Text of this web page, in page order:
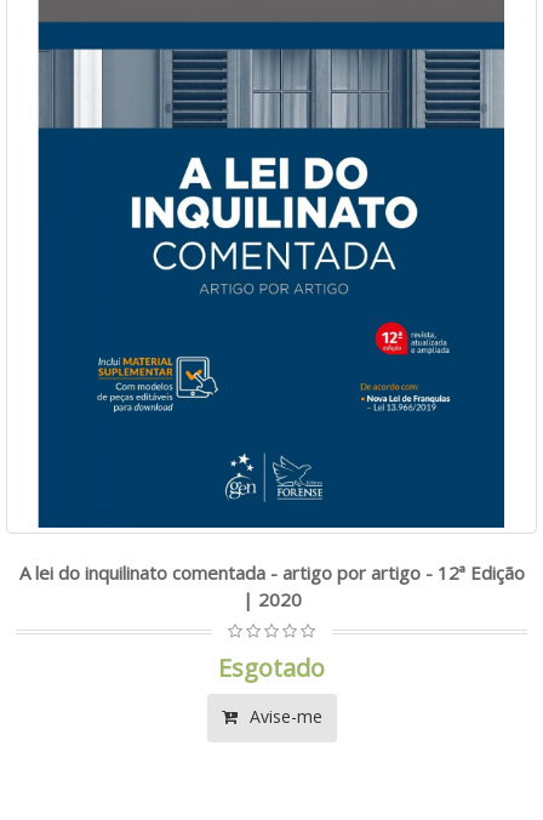
A lei do inquilinato comentada - artigo por artigo - 12ª Edição
| 2020
Esgotado
Avise-me